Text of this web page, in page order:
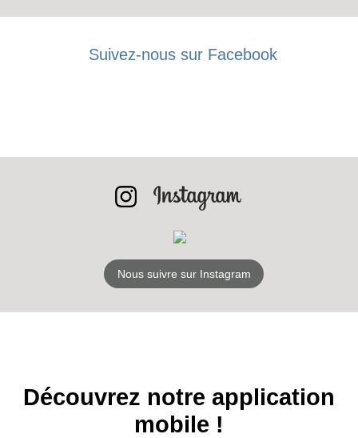
LES
BONS PLANS
INSCRIPTION
NEWSLETTER
Suivez-nous sur Facebook
Nous suivre sur Instagram
Découvrez notre application
mobile !